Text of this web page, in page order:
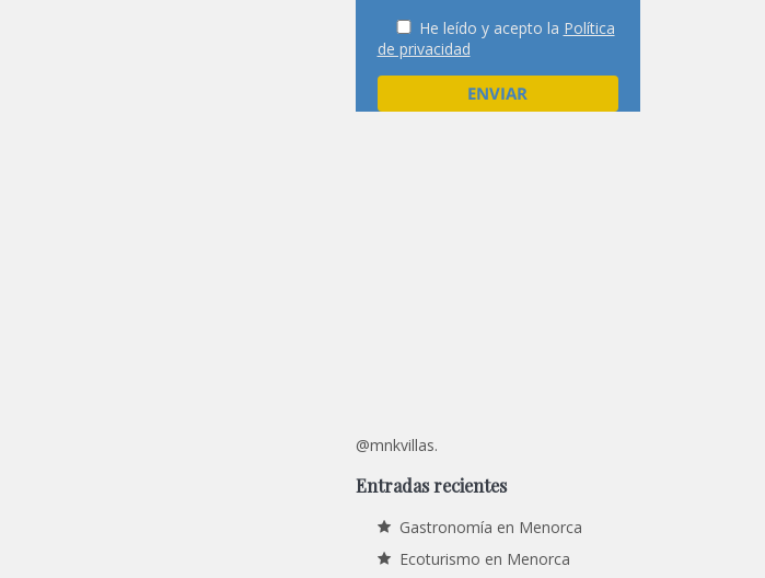
He leído y acepto la Política
de privacidad
@mnkvillas.
Entradas recientes
Gastronomía en Menorca
Ecoturismo en Menorca